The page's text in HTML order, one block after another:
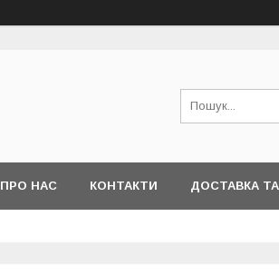
ПРО НАС КОНТАКТИ ДОСТАВКА